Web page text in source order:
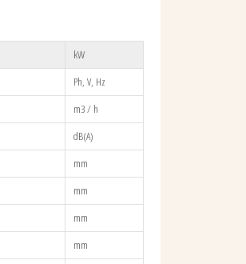
kW
Ph, V, Hz
m3 / h
dB(A)
mm
mm
mm
mm